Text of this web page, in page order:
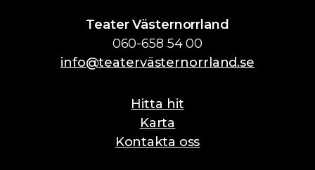
Teater Västernorrland
060-658 54 00
info@teatervästernorrland.se
Hitta hit
Karta
Kontakta oss